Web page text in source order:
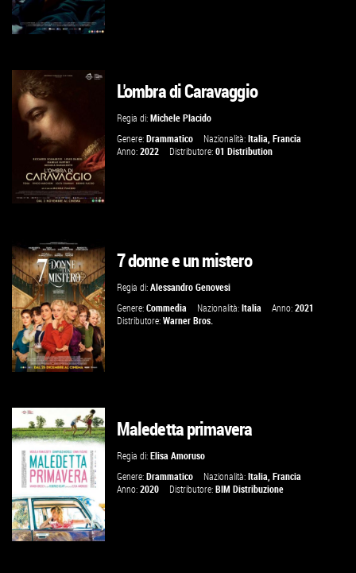
GUARDA IL TRAILER
VAI ALLA SCHEDA
GUARDA IL TRAILER
VAI ALLA SCHEDA
L'ombra di Caravaggio
Regia di:Michele Placido
Genere:Drammatico Nazionalità:Italia ,Francia
Anno:2022 Distributore:01 Distribution
GUARDA IL TRAILER
VAI ALLA SCHEDA
7 donne e un mistero
Regia di:Alessandro Genovesi
Genere:Commedia Nazionalità:Italia Anno:2021
Distributore:Warner Bros.
Maledetta primavera
Regia di:Elisa Amoruso
Genere:Drammatico Nazionalità:Italia,Francia
Anno:2020 Distributore:BIM Distribuzione